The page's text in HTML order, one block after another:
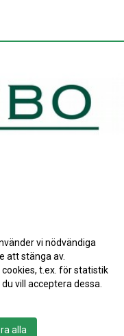
vi nödvändiga
att stänga av.
t.ex. för statistik
vill acceptera dessa.
alla